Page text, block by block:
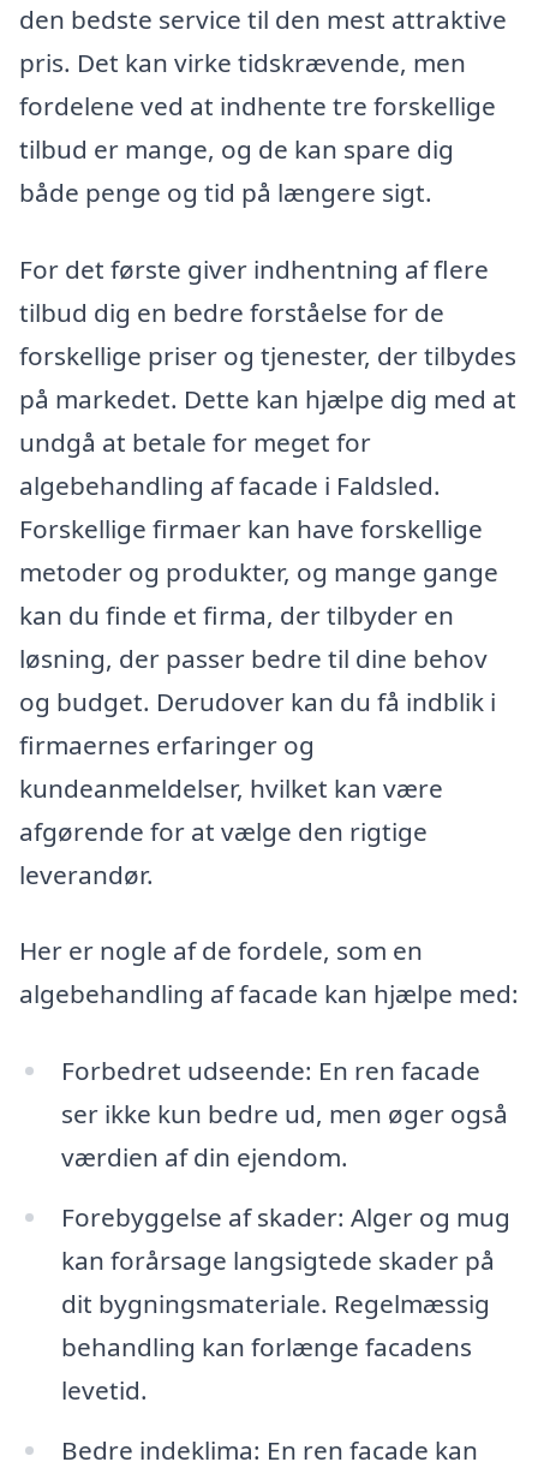
den bedste service til den mest attraktive
pris. Det kan virke tidskrævende, men
fordelene ved at indhente tre forskellige
tilbud er mange, og de kan spare dig
både penge og tid på længere sigt.
For det første giver indhentning af flere
tilbud dig en bedre forståelse for de
forskellige priser og tjenester, der tilbydes
på markedet. Dette kan hjælpe dig med at
undgå at betale for meget for
algebehandling af facade i Faldsled.
Forskellige firmaer kan have forskellige
metoder og produkter, og mange gange
kan du finde et firma, der tilbyder en
løsning, der passer bedre til dine behov
og budget. Derudover kan du få indblik i
firmaernes erfaringer og
kundeanmeldelser, hvilket kan være
afgørende for at vælge den rigtige
leverandør.
Her er nogle af de fordele, som en
algebehandling af facade kan hjælpe med:
Forbedret udseende: En ren facade
ser ikke kun bedre ud, men øger også
værdien af din ejendom.
Forebyggelse af skader: Alger og mug
kan forårsage langsigtede skader på
dit bygningsmateriale. Regelmæssig
behandling kan forlænge facadens
levetid.
Bedre indeklima: En ren facade kan